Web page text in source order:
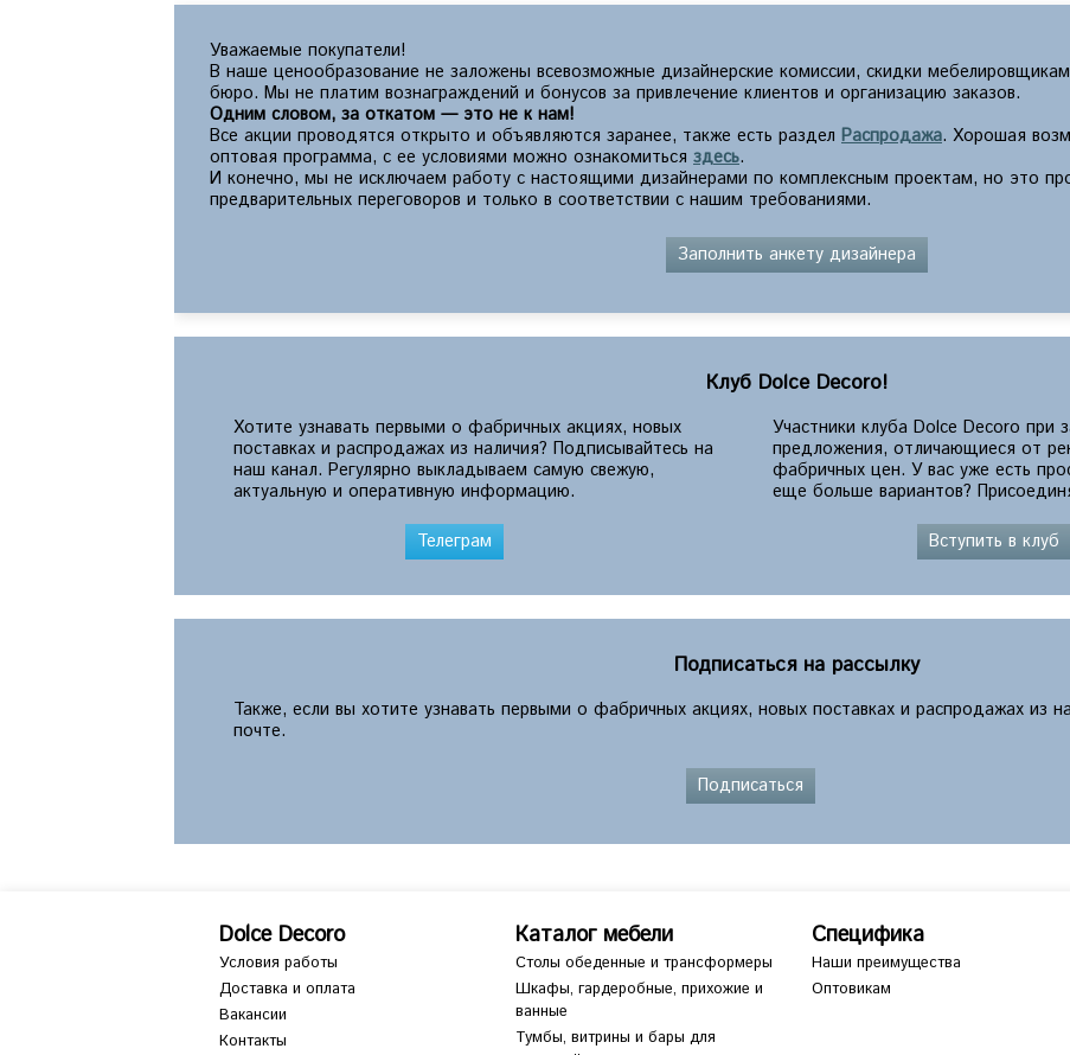
Уважаемые покупатели!
В наше ценообразование не заложены всевозможные дизайнерские комиссии, скидки
бюро. Мы не платим вознаграждений и бонусов за привлечение клиентов и организацию заказов.
Одним словом, за откатом — это не к нам!
Все акции проводятся открыто и объявляются заранее, также есть раздел Распродажа. Хорошая
оптовая программа, с ее условиями можно ознакомиться здесь.
И конечно, мы не исключаем работу с настоящими дизайнерами по комплексным проектам, но это
предварительных переговоров и только в соответствии с нашим требованиями.
Заполнить анкету дизайнера
Клуб Dolce Decoro!
Хотите узнавать первыми о фабричных акциях, новых
поставках и распродажах из наличия? Подписывайтесь на
наш канал. Регулярно выкладываем самую свежую,
актуальную и оперативную информацию.
Телеграм
Участники клуба Dolce Decoro при
предложения, отличающиеся от
фабричных цен. У вас уже есть
еще больше вариантов?
Вступить в клуб
Подписаться на рассылку
Также, если вы хотите узнавать первыми о фабричных акциях, новых поставках и распродажах из
почте.
Подписаться
Dolce Decoro
Условия работы
Доставка и оплата
Вакансии
Контакты
Каталог мебели
Столы обеденные и трансформеры
Шкафы, гардеробные, прихожие и
ванные
Тумбы, витрины и бары для
Специфика
Наши преимущества
Оптовикам